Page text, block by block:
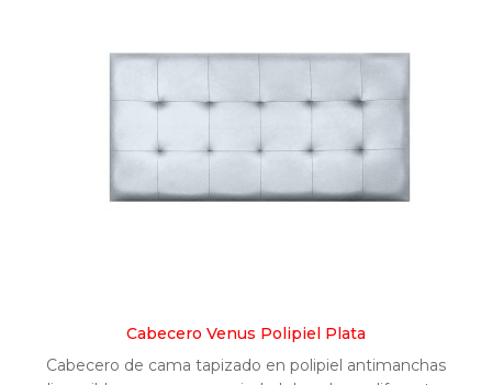
Cabecero Venus Polipiel Plata
Cabecero de cama tapizado en polipiel antimanchas